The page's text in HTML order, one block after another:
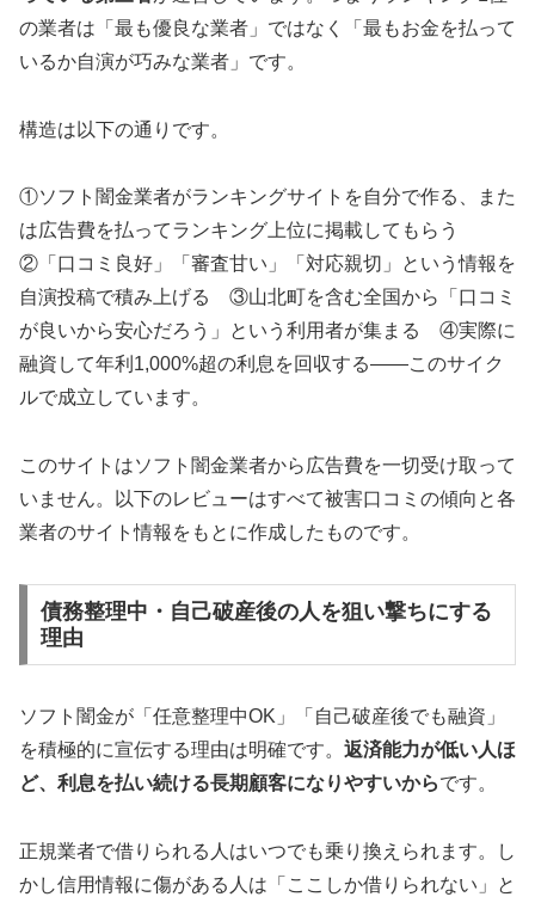
の業者は「最も優良な業者」ではなく「最もお金を払って
いるか自演が巧みな業者」です。
構造は以下の通りです。
①ソフト闇金業者がランキングサイトを自分で作る、また
は広告費を払ってランキング上位に掲載してもらう
②「口コミ良好」「審査甘い」「対応親切」という情報を
自演投稿で積み上げる ③山北町を含む全国から「口コミ
が良いから安心だろう」という利用者が集まる ④実際に
融資して年利1,000%超の利息を回収する——このサイク
ルで成立しています。
このサイトはソフト闇金業者から広告費を一切受け取って
いません。以下のレビューはすべて被害口コミの傾向と各
業者のサイト情報をもとに作成したものです。
債務整理中・自己破産後の人を狙い撃ちにする
理由
ソフト闇金が「任意整理中OK」「自己破産後でも融資」
を積極的に宣伝する理由は明確です。 返済能力が低い人ほ
ど、利息を払い続ける長期顧客になりやすいからです。
正規業者で借りられる人はいつでも乗り換えられます。し
かし信用情報に傷がある人は「ここしか借りられない」と